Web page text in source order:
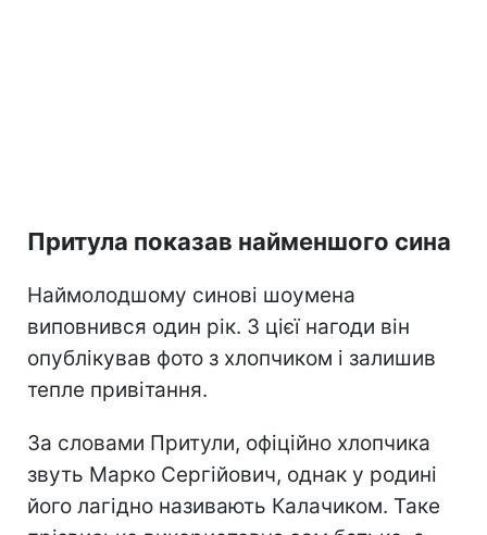
Притула показав найменшого сина
Наймолодшому синові шоумена
виповнився один рік. З цієї нагоди він
опублікував фото з хлопчиком і залишив
тепле привітання.
За словами Притули, офіційно хлопчика
звуть Марко Сергійович, однак у родині
його лагідно називають Калачиком. Таке